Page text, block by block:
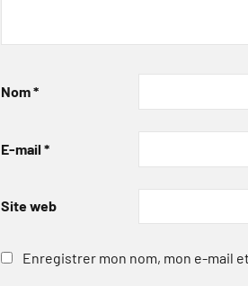
Nom*
E-mail *
Site web
Enregistrer mon nom, mon e-mail